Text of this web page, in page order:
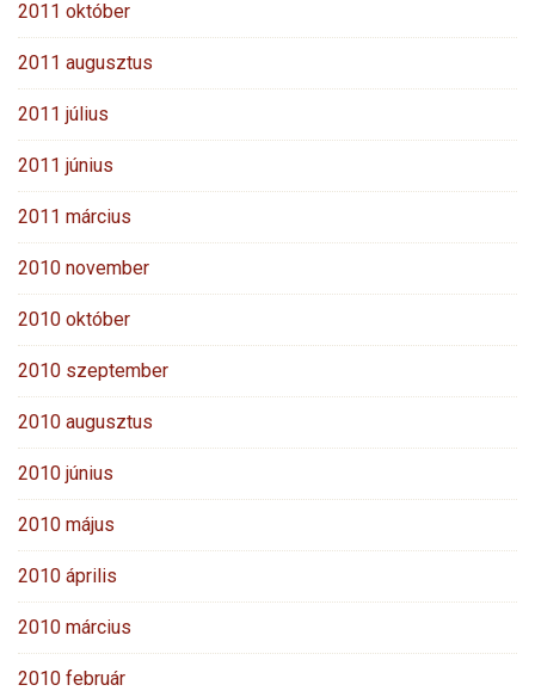
2011 október
2011 augusztus
2011 július
2011 június
2011 március
2010 november
2010 október
2010 szeptember
2010 augusztus
2010 június
2010 május
2010 április
2010 március
2010 február